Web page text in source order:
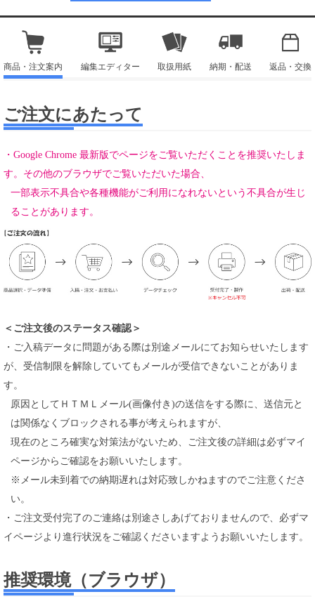
商品・注文案内 編集エディター 取扱用紙 納期・配送 返品・交換
ご注文にあたって
・Google Chrome 最新版でページをご覧いただくことを推奨いたしま
す。その他のブラウザでご覧いただいた場合、
一部表示不具合や各種機能がご利用になれないという不具合が生じ
ることがあります。
＜ご注文後のステータス確認＞
・ご入稿データに問題がある際は別途メールにてお知らせいたします
が、受信制限を解除していてもメールが受信できないことがありま
す。
原因としてＨＴＭＬメール(画像付き)の送信をする際に、送信元と
は関係なくブロックされる事が考えられますが、
現在のところ確実な対策法がないため、ご注文後の詳細は必ずマイ
ページからご確認をお願いいたします。
※メール未到着での納期遅れは対応致しかねますのでご注意くださ
い。
・ご注文受付完了のご連絡は別途さしあげておりませんので、必ずマ
イページより進行状況をご確認くださいますようお願いいたします。
推奨環境（ブラウザ）